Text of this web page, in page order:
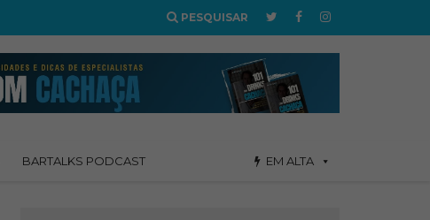
PESQUISAR
BARTALKS PODCAST EM ALTA